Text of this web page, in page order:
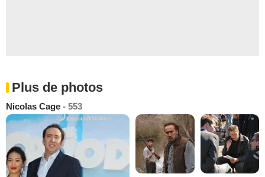
Plus de photos
Nicolas Cage - 553